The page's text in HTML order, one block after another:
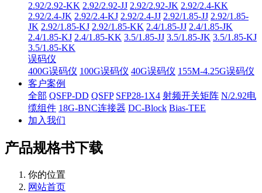
2.92/2.92-KK 2.92/2.92-JJ 2.92/2.92-JK 2.92/2.4-KK
2.92/2.4-JK 2.92/2.4-KJ 2.92/2.4-JJ 2.92/1.85-JJ 2.92/1.85-
JK 2.92/1.85-KJ 2.92/1.85-KK 2.4/1.85-JJ 2.4/1.85-JK
2.4/1.85-KJ 2.4/1.85-KK 3.5/1.85-JJ 3.5/1.85-JK 3.5/1.85-KJ
3.5/1.85-KK
误码仪
400G误码仪 100G误码仪 40G误码仪 155M-4.25G误码仪
客户案例
全部 QSFP-DD QSFP SFP28-1X4 射频开关矩阵 N/2.92电
缆组件 18G-BNC连接器 DC-Block Bias-TEE
加入我们
产品规格书下载
你的位置
网站首页